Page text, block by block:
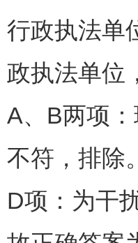
行政执法单
政执法单位
A、B两项
不符，排除。
D项：为干